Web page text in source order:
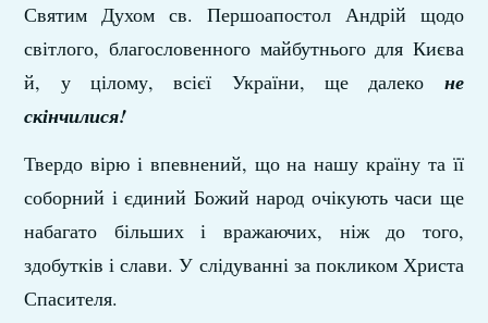
Святим Духом св. Першоапостол Андрій щодо
світлого, благословенного майбутнього для Києва
й, у цілому, всієї України, ще далеко не
скінчилися!
Твердо вірю і впевнений, що на нашу країну та її
соборний і єдиний Божий народ очікують часи ще
набагато більших і вражаючих, ніж до того,
здобутків і слави. У слідуванні за покликом Христа
Спасителя.